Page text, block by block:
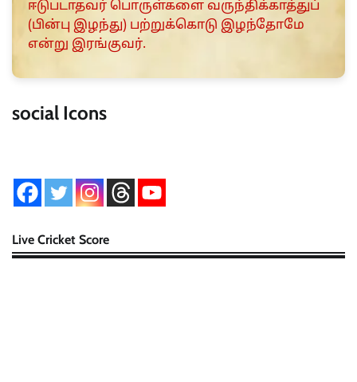
ஈடுபடாதவர் பொருள்களை வருந்திக்காத்துப்
(பின்பு இழந்து) பற்றுக்கொடு இழந்தோமே
என்று இரங்குவர்.
social Icons
Live Cricket Score